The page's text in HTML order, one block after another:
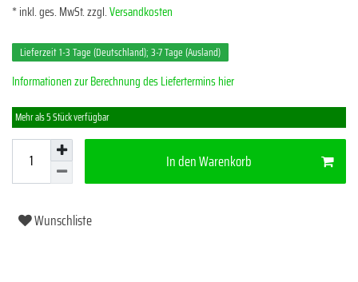
* inkl. ges. MwSt. zzgl.Versandkosten
Lieferzeit 1-3 Tage (Deutschland); 3-7 Tage (Ausland)
Informationen zur Berechnung des Liefertermins hier
Mehr als 5 Stück verfügbar
In den Warenkorb
Wunschliste